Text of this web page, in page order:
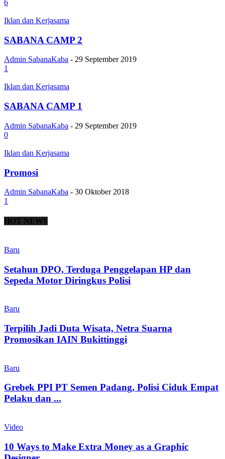
6
Iklan dan Kerjasama
SABANA CAMP 2
Admin SabanaKaba - 29 September 2019
1
Iklan dan Kerjasama
SABANA CAMP 1
Admin SabanaKaba - 29 September 2019
0
Iklan dan Kerjasama
Promosi
Admin SabanaKaba - 30 Oktober 2018
1
HOT NEWS
Baru
Setahun DPO, Terduga Penggelapan HP dan
Sepeda Motor Diringkus Polisi
Baru
Terpilih Jadi Duta Wisata, Netra Suarna
Promosikan IAIN Bukittinggi
Baru
Grebek PPI PT Semen Padang, Polisi Ciduk Empat
Pelaku dan ...
Video
10 Ways to Make Extra Money as a Graphic